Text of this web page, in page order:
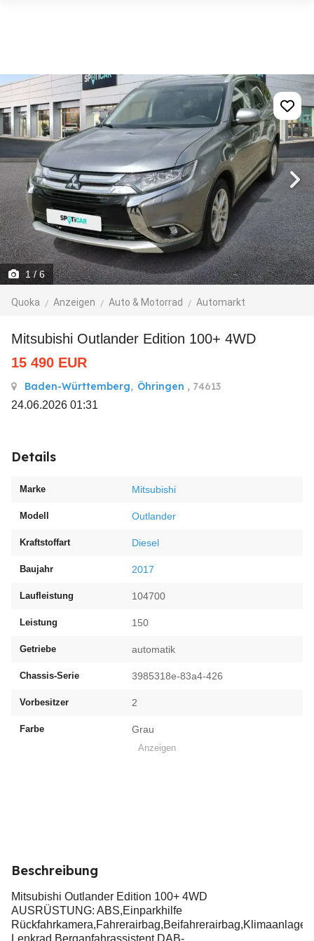
1/ 6
Quoka Anzeigen Auto & Motorrad Automarkt
Mitsubishi Outlander Edition 100+ 4WD
15 490 EUR
Baden-Württemberg, Öhringen , 74613
24.06.2026 01:31
Details
Marke Mitsubishi
Modell Outlander
Kraftstoffart Diesel
Baujahr 2017
Laufleistung 104700
Leistung 150
Getriebe automatik
Chassis-Serie 3985318e-83a4-426
Vorbesitzer 2
Farbe Grau
Anzeigen
Beschreibung
Mitsubishi Outlander Edition 100+ 4WD
AUSRÜSTUNG: ABS,Einparkhilfe
Lenkrad,Berganfahrassistent,DAB-